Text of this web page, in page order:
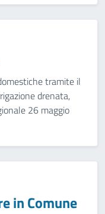
tramite il
drenata,
26 maggio
in Comune